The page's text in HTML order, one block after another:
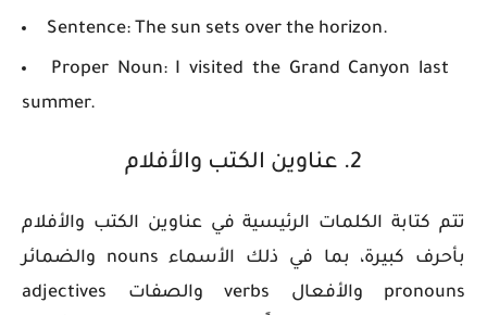
Sentence: The sun sets over the horizon.
Proper Noun: I visited the Grand Canyon last
summer.
2. عناوين الكتب والأفلام
تتم كتابة الكلمات الرئيسية في عناوين الكتب والأفلام
بأحرف كبيرة، بما في ذلك الأسماء nouns والضمائر
pronouns والأفعال verbs والصفات adjectives